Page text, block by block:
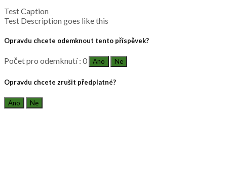
Test Caption
Test Description goes like this
Opravdu chcete odemknout tento příspěvek?
Počet pro odemknutí : 0 Ano Ne
Opravdu chcete zrušit předplatné?
Ano Ne